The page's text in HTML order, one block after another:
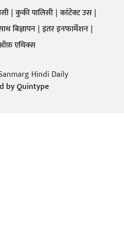
कुकी पालिसी कांटेक्ट उस
बिज्ञापन इतर इनफार्मेशन
एथिक्स
Hindi Daily
byQuintype